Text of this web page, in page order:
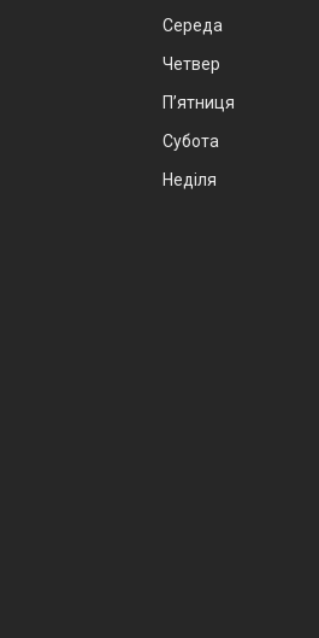
Середа
Четвер
Пʼятниця
Субота
Неділя